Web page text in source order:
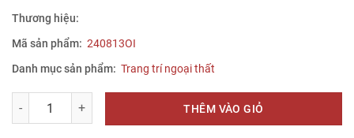
Thương hiệu:
Mã sản phẩm: 240813OI
Danh mục sản phẩm: Trang trí ngoại thất
THÊM VÀO GIỎ